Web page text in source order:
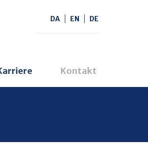
DA EN DE
Kontakt